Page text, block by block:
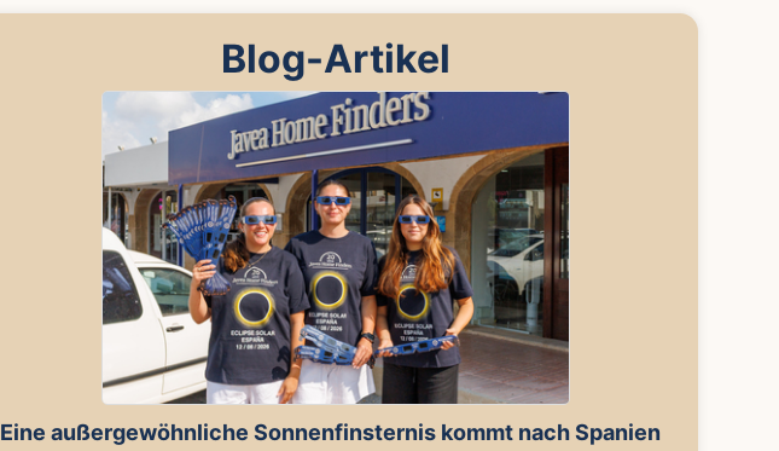
Blog-Artikel
Eine außergewöhnliche Sonnenfinsternis kommt nach Spanien